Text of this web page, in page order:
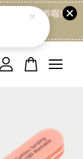
專屬折扣券喔!
。